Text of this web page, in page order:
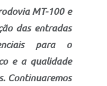
MT-100 e
das entradas
para o
e a qualidade
Continuaremos